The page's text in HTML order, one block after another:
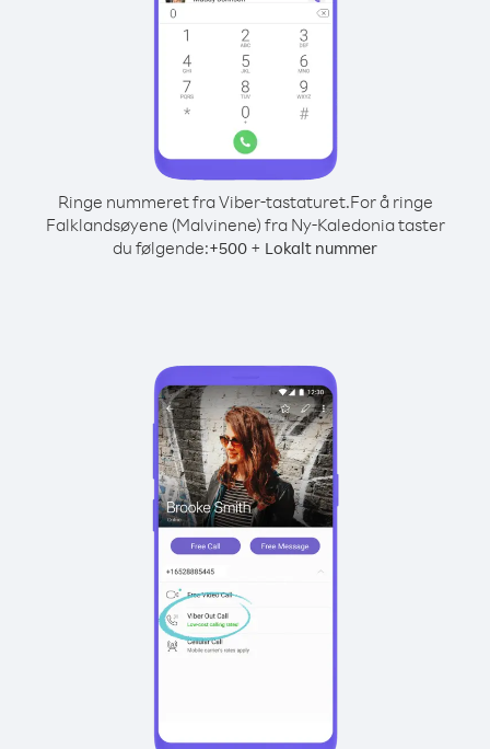
Ringe nummeret fra Viber-tastaturet.For å ringe
Falklandsøyene (Malvinene) fra Ny-Kaledonia taster
du følgende:+500 + Lokalt nummer